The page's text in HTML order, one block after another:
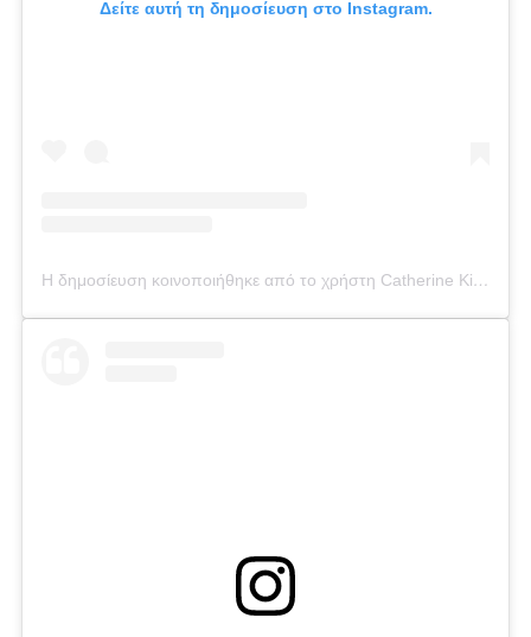
Δείτε αυτή τη δημοσίευση στο Instagram.
Η δημοσίευση κοινοποιήθηκε από το χρήστη Catherine Kikilia (@catherine_kikilia)